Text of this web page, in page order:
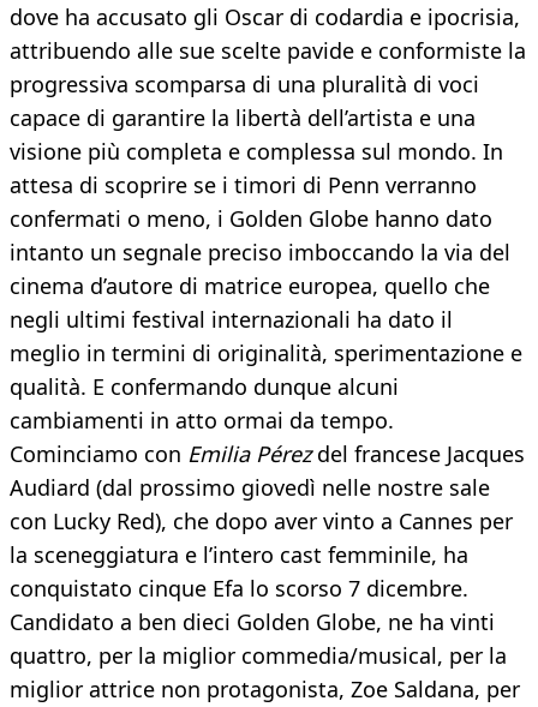
dove ha accusato gli Oscar di codardia e ipocrisia,
attribuendo alle sue scelte pavide e conformiste la
progressiva scomparsa di una pluralità di voci
capace di garantire la libertà dell’artista e una
visione più completa e complessa sul mondo. In
attesa di scoprire se i timori di Penn verranno
confermati o meno, i Golden Globe hanno dato
intanto un segnale preciso imboccando la via del
cinema d’autore di matrice europea, quello che
negli ultimi festival internazionali ha dato il
meglio in termini di originalità, sperimentazione e
qualità. E confermando dunque alcuni
cambiamenti in atto ormai da tempo.
Cominciamo con Emilia Pérezdel francese Jacques
Audiard (dal prossimo giovedì nelle nostre sale
con Lucky Red), che dopo aver vinto a Cannes per
la sceneggiatura e l’intero cast femminile, ha
conquistato cinque Efa lo scorso 7 dicembre.
Candidato a ben dieci Golden Globe, ne ha vinti
quattro, per la miglior commedia/musical, per la
miglior attrice non protagonista, Zoe Saldana, per